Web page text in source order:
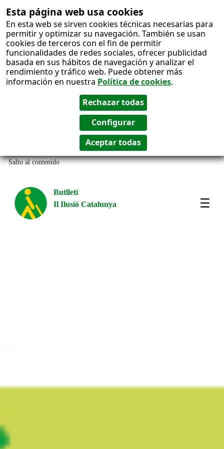
Esta página web usa cookies
En esta web se sirven cookies técnicas necesarias para
permitir y optimizar su navegación. También se usan
cookies de terceros con el fin de permitir
funcionalidades de redes sociales, ofrecer publicidad
basada en sus hábitos de navegación y analizar el
rendimiento y tráfico web. Puede obtener más
información en nuestra Política de cookies.
Salto al contenido
Butlletí
Il Ilusió Catalunya